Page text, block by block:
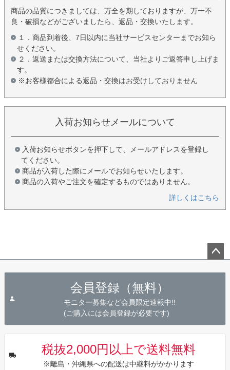
商品の品質につきましては、万全を期しておりますが、万一不
良・破損などがございましたら、返品・交換いたします。
１．商品到着後、7日以内に当社サービスセンターまでお知ら
せください。
２．返送または交換方法について、当社よりご返答申し上げま
す。
※お客様都合による返品・交換はお受けしておりません
入荷お知らせメールについて
入荷お知らせボタンを押下して、メールアドレスを登録し
てください。
商品が入荷した際にメールでお知らせいたします。
商品の入荷やご注文を確定するものではありません。
詳しくはこちら
会員登録（無料）
モニター募集など会員限定速報中!!
(ご購入には会員登録が必要です)
税抜2,000円以上で送料無料
※離島・沖縄県への配送は中継料がかかります